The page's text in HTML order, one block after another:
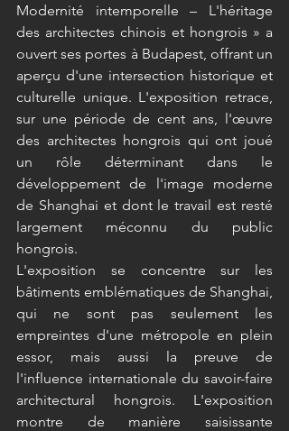
Modernité intemporelle – L'héritage
des architectes chinois et hongrois » a
ouvert ses portes à Budapest, offrant un
aperçu d'une intersection historique et
culturelle unique. L'exposition retrace,
sur une période de cent ans, l'œuvre
des architectes hongrois qui ont joué
un rôle déterminant dans le
développement de l'image moderne
de Shanghai et dont le travail est resté
largement méconnu du public
hongrois.
L'exposition se concentre sur les
bâtiments emblématiques de Shanghai,
qui ne sont pas seulement les
empreintes d'une métropole en plein
essor, mais aussi la preuve de
l'influence internationale du savoir-faire
architectural hongrois. L'exposition
montre de manière saisissante